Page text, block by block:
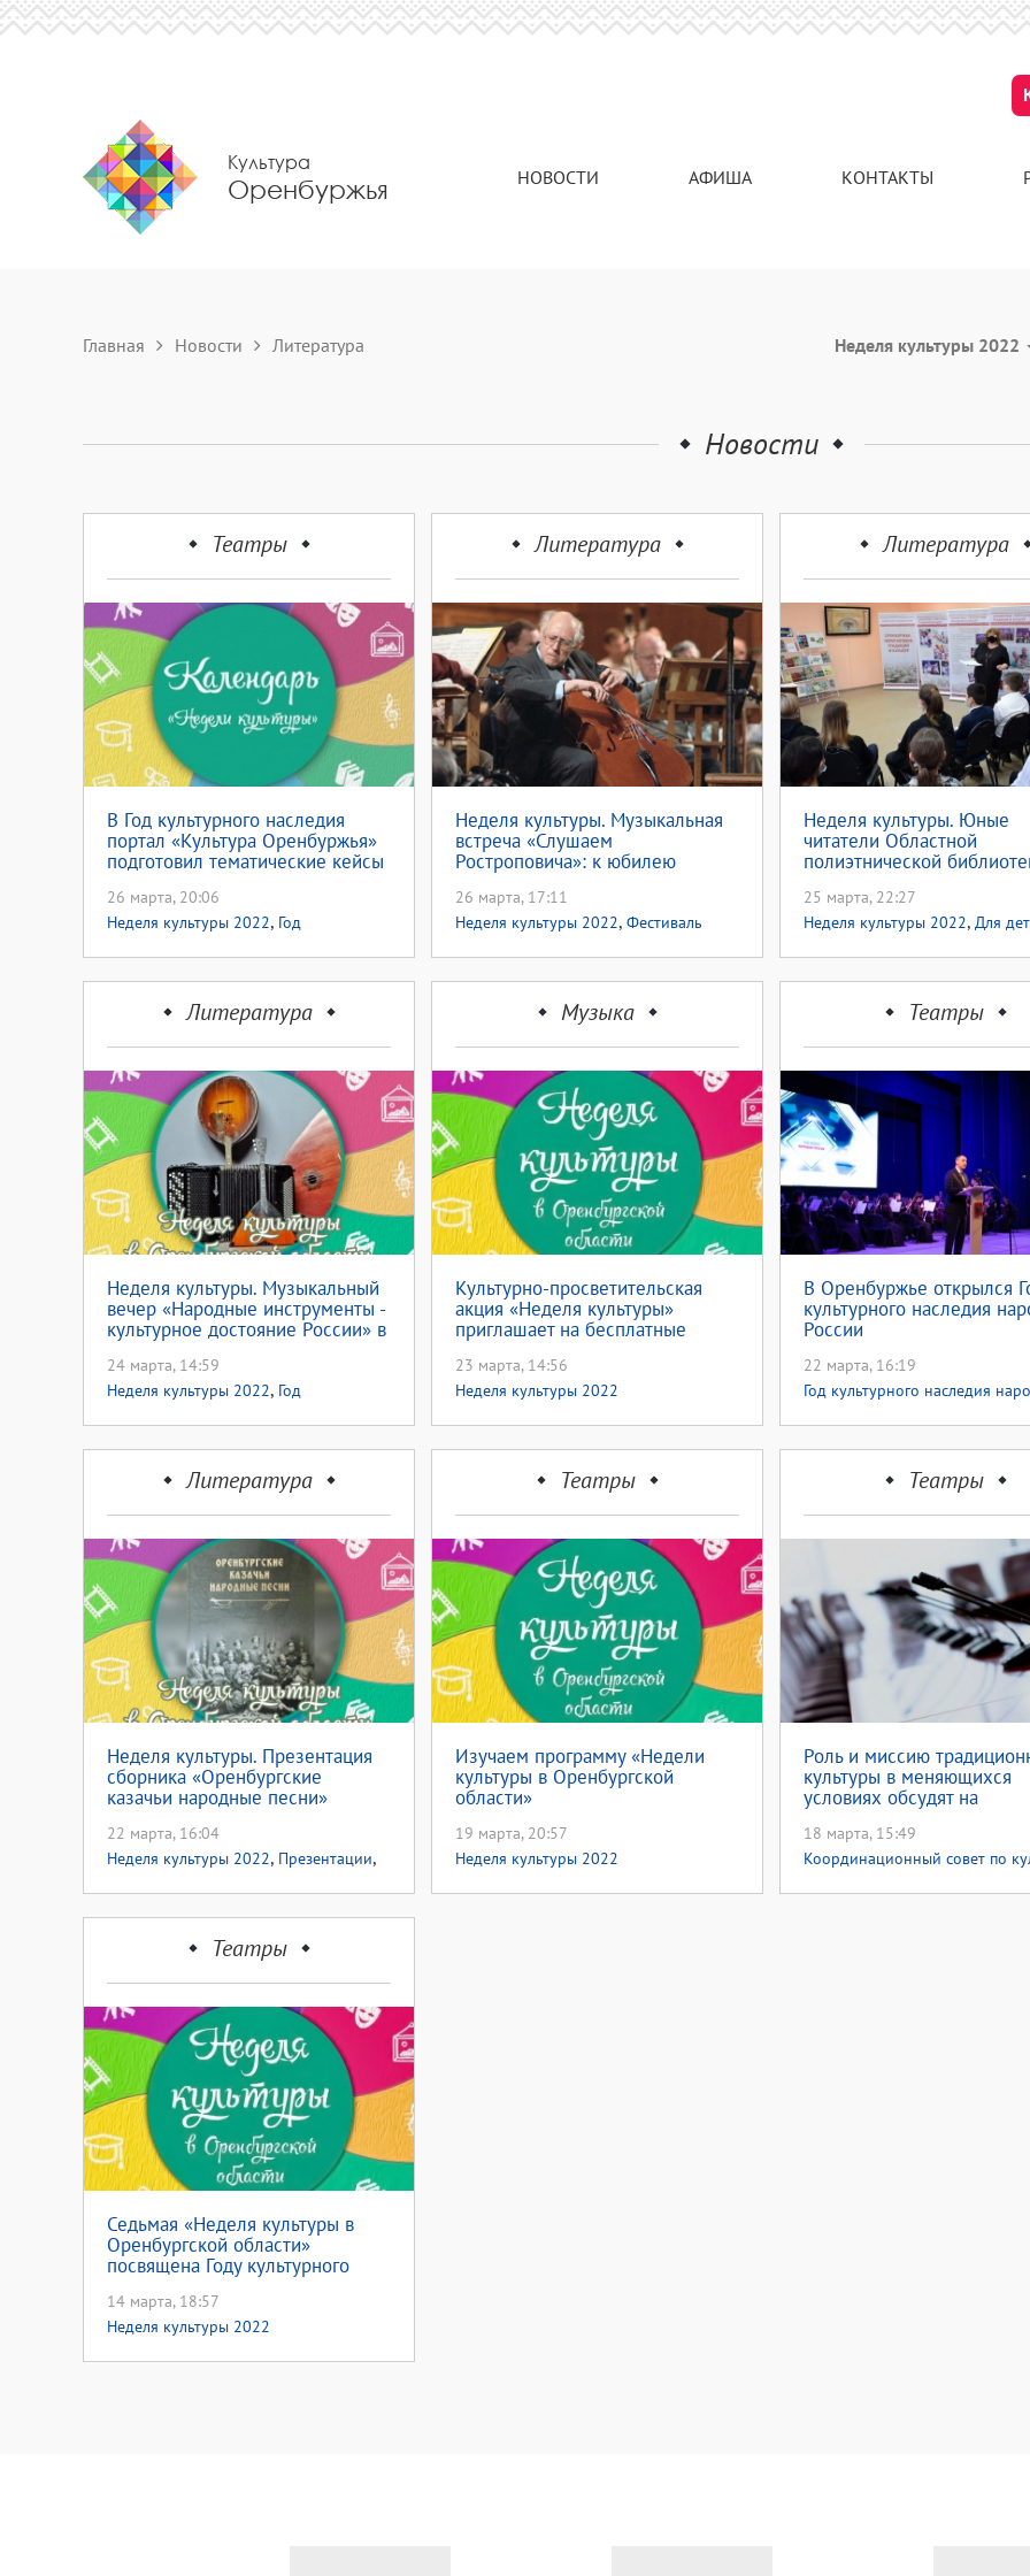
Культура
Оренбуржья НОВОСТИ АФИША КОНТАКТЫ
Главная Новости Литература Неделя культуры 2022
Новости
Театры
В Год культурного наследия
портал «Культура Оренбуржья»
подготовил тематические кейсы
26 марта, 20:06
Неделя культуры 2022, Год
Литература
Неделя культуры. Музыкальная
встреча «Слушаем
Ростроповича»: к юбилею
26 марта, 17:11
Неделя культуры 2022, Фестиваль
Литература
Неделя культуры. Юные
читатели Областной
полиэтнической
эпосом народов
25 марта, 22:27
Неделя культуры 2022, Для
Литература
Неделя культуры. Музыкальный
вечер «Народные инструменты -
культурное достояние России» в
24 марта, 14:59
Неделя культуры 2022, Год
Музыка
Культурно-просветительская
акция «Неделя культуры»
приглашает на бесплатные
23 марта, 14:56
Неделя культуры 2022
Театры
В Оренбуржье открылся
культурного наследия
России
22 марта, 16:19
Год культурного наследия
Литература
Неделя культуры. Презентация
сборника «Оренбургские
казачьи народные песни»
22 марта, 16:04
Неделя культуры 2022, Презентации,
Театры
Изучаем программу «Недели
культуры в Оренбургской
области»
19 марта, 20:57
Неделя культуры 2022
Театры
Роль и миссию
культуры в меняющихся
условиях обсудят на
министерстве культуры
18 марта, 15:49
Координационный совет по
Театры
Седьмая «Неделя культуры в
Оренбургской области»
посвящена Году культурного
14 марта, 18:57
Неделя культуры 2022